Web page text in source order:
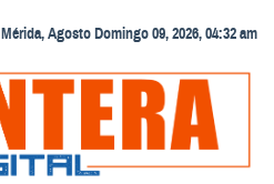
Mérida, Agosto Domingo 09, 2026, 04:32 am